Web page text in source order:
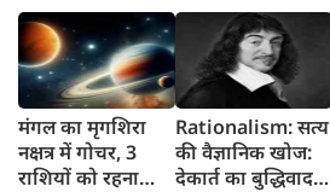
मंगल का मृगशिरा
नक्षत्र में गोचर, 3
राशियों को रहना
Rationalism: सत्य
की वैज्ञानिक खोज:
देकार्त का बुद्धिवाद